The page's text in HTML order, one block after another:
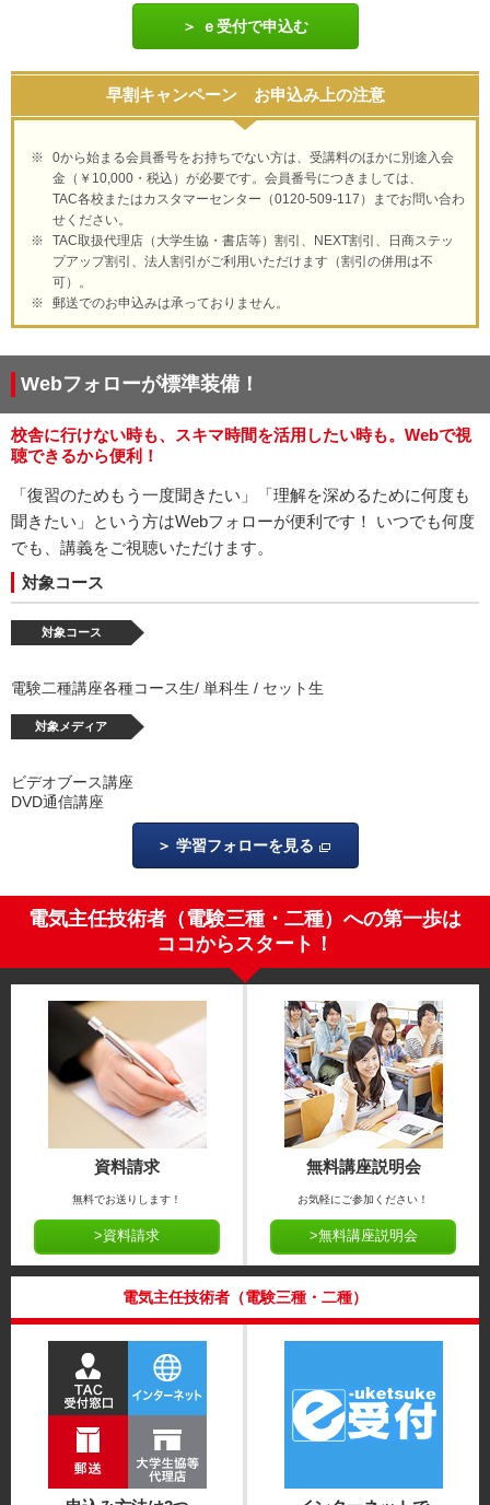
ｅ受付で申込む
早割キャンペーン お申込み上の注意
0から始まる会員番号をお持ちでない方は、受講料のほかに別途入会
金（￥10,000・税込）が必要です。会員番号につきましては、
TAC各校またはカスタマーセンター（0120-509-117）までお問い合わ
せください。
TAC取扱代理店（大学生協・書店等）割引、NEXT割引、日商ステッ
プアップ割引、法人割引がご利用いただけます（割引の併用は不
可）。
郵送でのお申込みは承っておりません。
Webフォローが標準装備！
校舎に行けない時も、スキマ時間を活用したい時も。Webで視
聴できるから便利！
「復習のためもう一度聞きたい」「理解を深めるために何度も
聞きたい」という方はWebフォローが便利です！ いつでも何度
でも、講義をご視聴いただけます。
対象コース
対象コース
電験二種講座各種コース生/ 単科生 / セット生
対象メディア
ビデオブース講座
DVD通信講座
学習フォローを見る
電気主任技術者（電験三種・二種）への第一歩は
ココからスタート！
資料請求
無料でお送りします！
>資料請求
無料講座説明会
お気軽にご参加ください！
>無料講座説明会
電気主任技術者（電験三種・二種）